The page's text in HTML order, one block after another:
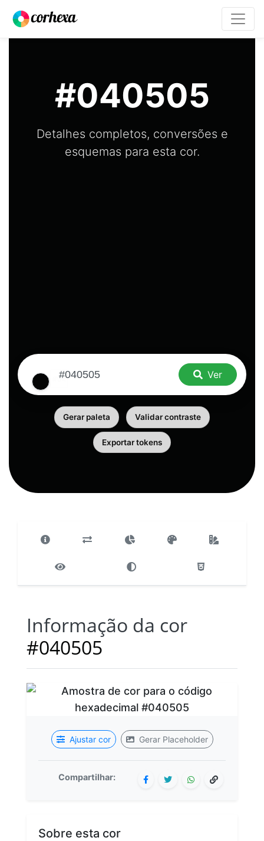
#040505
Detalhes completos, conversões e
esquemas para esta cor.
Ver
Gerar paleta Validar contraste
Exportar tokens
Informação da cor
#040505
Ajustar cor Gerar Placeholder
Compartilhar:
Sobre esta cor